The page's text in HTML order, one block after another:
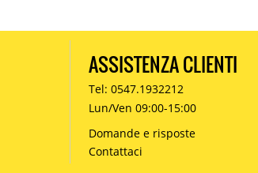
ASSISTENZA CLIENTI
Tel: 0547.1932212
Lun/Ven 09:00-15:00
Domande e risposte
Contattaci